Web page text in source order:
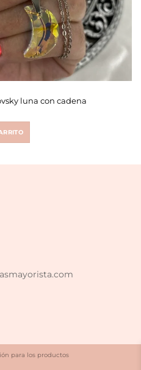
luna con cadena
para los productos